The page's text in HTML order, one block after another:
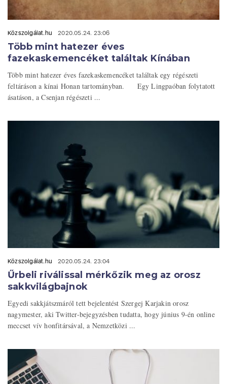
Közszolgálat.hu 2020.05.24. 23:06
Több mint hatezer éves
fazekaskemencéket találtak Kínában
Több mint hatezer éves fazekaskemencéket találtak egy régészeti
feltáráson a kínai Honan tartományban. Egy Lingpaóban folytatott
ásatáson, a Csenjan régészeti ...
Közszolgálat.hu 2020.05.24. 23:04
Űrbeli riválissal mérkőzik meg az orosz
sakkvilágbajnok
Egyedi sakkjátszmáról tett bejelentést Szergej Karjakin orosz
nagymester, aki Twitter-bejegyzésben tudatta, hogy június 9-én online
meccset vív honfitársával, a Nemzetközi ...